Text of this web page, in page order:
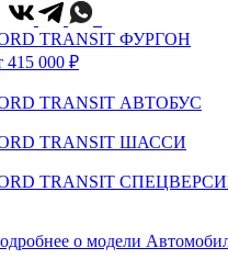
TRANSIT ФУРГОН
415 000 ₽
TRANSIT АВТОБУС
TRANSIT ШАССИ
TRANSIT
о модели